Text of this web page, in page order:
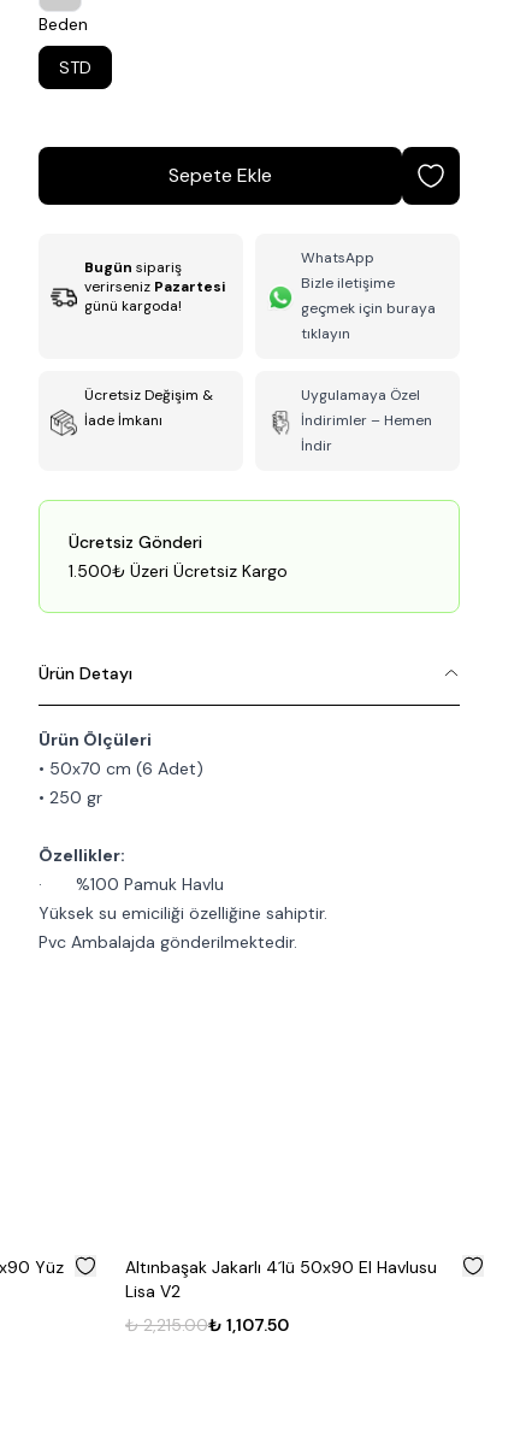
Beden
STD
Sepete Ekle
Bugün sipariş
verirseniz Pazartesi
günü kargoda!
WhatsApp
Bizle iletişime
geçmek için buraya
tıklayın
Ücretsiz Değişim &
İade İmkanı
Uygulamaya Özel
İndirimler – Hemen
İndir
Ücretsiz Gönderi
1.500₺ Üzeri Ücretsiz Kargo
Ürün Detayı
Ürün Ölçüleri
• 50x70 cm (6 Adet)
• 250 gr
Özellikler:
·
%100 Pamuk Havlu
Yüksek su emiciliği özelliğine sahiptir.
Pvc Ambalajda gönderilmektedir.
% 50
Yüz
50
Altınbaşak Jakarlı 4´lü 50x90 El Havlusu
Lisa V2
₺ 2,215.00₺ 1,107.50